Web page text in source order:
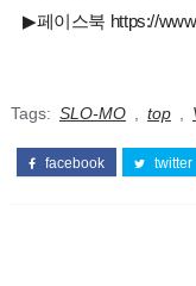
▶페이스북 https://
Tags: SLO-MO top
facebook twitter